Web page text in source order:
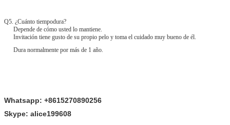
Q5. ¿Cuánto tiempodura?
Depende de cómo usted lo mantiene.
Invitación tiene gusto de su propio pelo y toma el cuidado muy bueno de él.
Dura normalmente por más de 1 año.
Whatsapp: +8615270890256
Skype: alice199608